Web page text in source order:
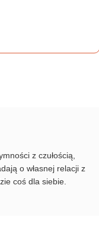
z czułością,
o własnej relacji z
coś dla siebie.